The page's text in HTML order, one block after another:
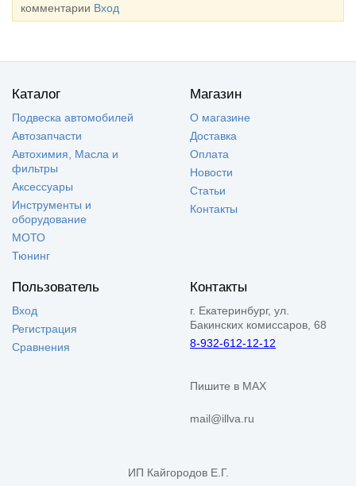
комментарии Вход
Каталог
Подвеска автомобилей
Автозапчасти
Автохимия, Масла и
фильтры
Аксессуары
Инструменты и
оборудование
МОТО
Тюнинг
Магазин
О магазине
Доставка
Оплата
Новости
Статьи
Контакты
Пользователь
Вход
Регистрация
Сравнения
Контакты
г. Екатеринбург, ул.
Бакинских комиссаров, 68
8-932-612-12-12
Пишите в MAX
mail@illva.ru
ИП Кайгородов Е.Г.